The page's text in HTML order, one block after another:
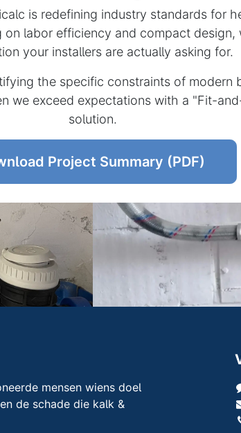
is redefining industry standards for
on labor efficiency and compact design,
your installers are actually asking for.
the specific constraints of modern
we exceed expectations with a "Fit-
solution.
Project Summary (PDF)
mensen wiens doel
de schade die kalk &